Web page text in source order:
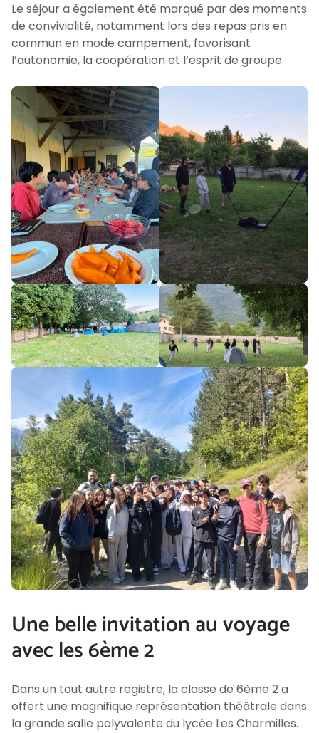
Le séjour a également été marqué par des moments
de convivialité, notamment lors des repas pris en
commun en mode campement, favorisant
l’autonomie, la coopération et l’esprit de groupe.
Une belle invitation au voyage
avec les 6ème 2
Dans un tout autre registre, la classe de 6ème 2 a
offert une magnifique représentation théâtrale dans
la grande salle polyvalente du lycée Les Charmilles.